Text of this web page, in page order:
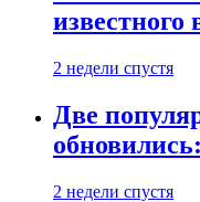
известного
2 недели спустя
Две
2 недели спустя